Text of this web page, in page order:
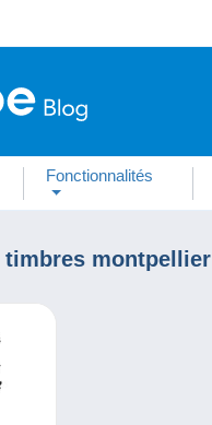
Fonctionnalités
montpellier